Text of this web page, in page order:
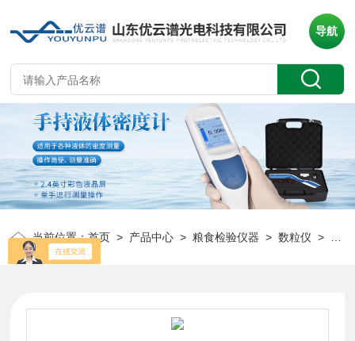
导航
当前位置：首页 > 产品中心 >粮食检验仪器 >数粒仪 > YP-SL系列全自动数粒机